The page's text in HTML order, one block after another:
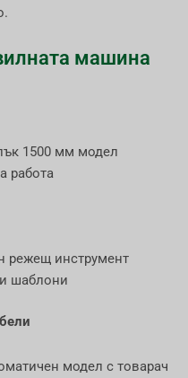
машина
1500 мм модел
работа
режещ инструмент
шаблони
модел с товарач